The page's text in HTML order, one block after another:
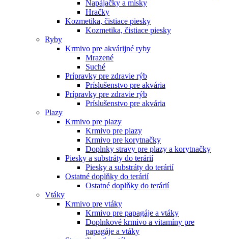
Napájačky a misky
Hračky
Kozmetika, čistiace piesky
Kozmetika, čistiace piesky
Ryby
Krmivo pre akvárijné ryby
Mrazené
Suché
Prípravky pre zdravie rýb
Príslušenstvo pre akvária
Prípravky pre zdravie rýb
Príslušenstvo pre akvária
Plazy
Krmivo pre plazy
Krmivo pre plazy
Krmivo pre korytnačky
Doplnky stravy pre plazy a korytnačky
Piesky a substráty do terárií
Piesky a substráty do terárií
Ostatné doplňky do terárií
Ostatné doplňky do terárií
Vtáky
Krmivo pre vtáky
Krmivo pre papagáje a vtáky
Doplnkové krmivo a vitamíny pre
papagáje a vtáky